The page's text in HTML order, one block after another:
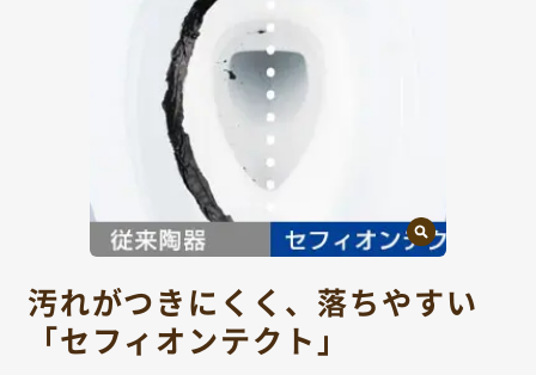
汚れがつきにくく、落ちやすい
「セフィオンテクト」